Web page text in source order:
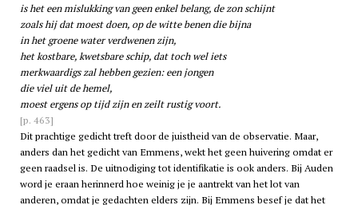
is het een mislukking van geen enkel belang, de zon schijnt
zoals hij dat moest doen, op de witte benen die bijna
in het groene water verdwenen zijn,
het kostbare, kwetsbare schip, dat toch wel iets
merkwaardigs zal hebben gezien: een jongen
die viel uit de hemel,
moest ergens op tijd zijn en zeilt rustig voort.
[p. 463]
Dit prachtige gedicht treft door de juistheid van de observatie. Maar,
anders dan het gedicht van Emmens, wekt het geen huivering omdat er
geen raadsel is. De uitnodiging tot identifikatie is ook anders. Bij Auden
word je eraan herinnerd hoe weinig je je aantrekt van het lot van
anderen, omdat je gedachten elders zijn. Bij Emmens besef je dat het